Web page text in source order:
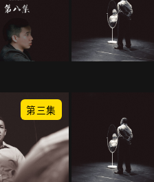
第三集